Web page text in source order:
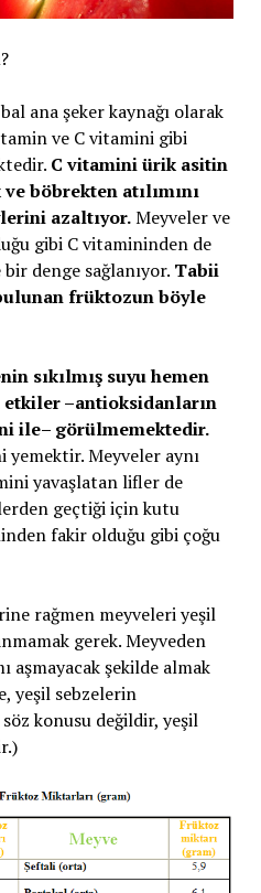
ana şeker kaynağı olarak
ve C vitamini gibi
C vitamini ürik asitin
böbrekten atılımını
azaltıyor.Meyveler ve
gibi C vitamininden de
denge sağlanıyor. Tabii
früktozun böyle
sıkılmış suyu hemen
–antioksidanların
ile– görülmemektedir.
yemektir. Meyveler aynı
yavaşlatan lifler de
geçtiği için kutu
fakir olduğu gibi çoğu
rağmen meyveleri yeşil
gerek. Meyveden
aşmayacak şekilde almak
yeşil sebzelerin
konusu değildir, yeşil